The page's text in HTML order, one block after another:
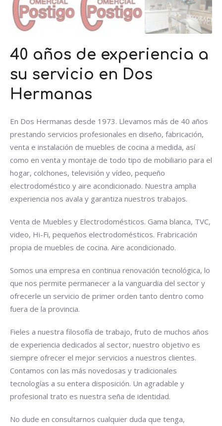
40 años de experiencia a
su servicio en Dos
Hermanas
En Dos Hermanas desde 1973. Llevamos más de 40 años
prestando servicios profesionales en diseño, fabricación,
venta e instalación de muebles de cocina a medida, así
como en venta y montaje de todo tipo de mobiliario para el
hogar, colchones, televisión y vídeo, pequeño
electrodoméstico y aire acondicionado. Nuestra amplia
experiencia nos avala y garantiza nuestros trabajos.
Venta de Muebles y Electrodomésticos. Gama blanca, TVC,
video, Hi-Fi, pequeños electrodomésticos. Frabricación
propia de muebles de cocina. Aire acondicionado.
Somos una empresa en continua renovación tecnológica, lo
que nos permite permanecer a la vanguardia del sector y
ofrecerle un servicio de primer orden tanto dentro como
fuera de la provincia.
Fieles a nuestra filosofía de trabajo, fruto de muchos años
de experiencia dedicados al sector, nuestro objetivo es
siempre ofrecer el mejor servicios a nuestros clientes.
Contamos con las más novedosas y tradicionales
tecnologías a su entera disposición. Un agradable y
profesional trato es nuestra seña de identidad.
No dude en consultarnos cualquier duda que tenga,